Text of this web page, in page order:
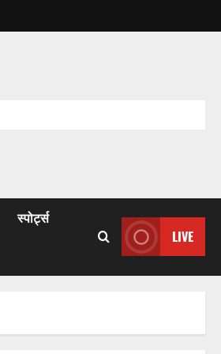
स्पोर्ट्स
LIVE